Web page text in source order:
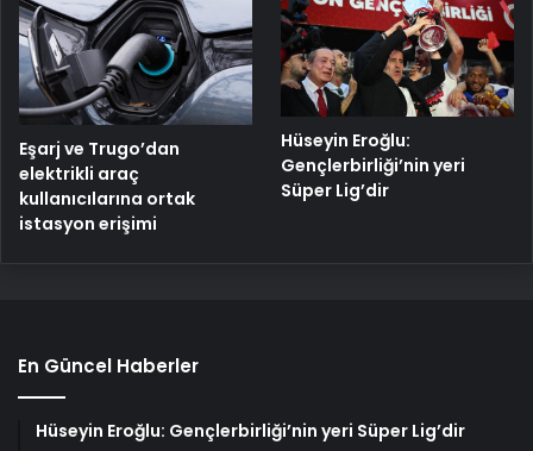
Eşarj ve Trugo’dan
elektrikli araç
kullanıcılarına ortak
istasyon erişimi
Hüseyin Eroğlu:
Gençlerbirliği’nin yeri
Süper Lig’dir
En Güncel Haberler
Hüseyin Eroğlu: Gençlerbirliği’nin yeri Süper Lig’dir